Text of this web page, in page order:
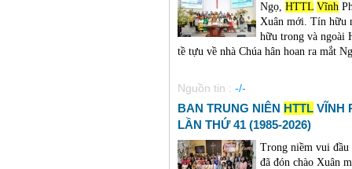
Ngọ, HTTL Vĩnh
Xuân mới. Tín hữu
hữu trong và ngoài
tề tựu về nhà Chúa hân hoan ra mắt
Nguồn tin : -/-
BAN TRUNG NIÊN HTTL VĨNH
LẦN THỨ 41 (1985-2026)
Trong niềm vui
đã đón chào Xuân